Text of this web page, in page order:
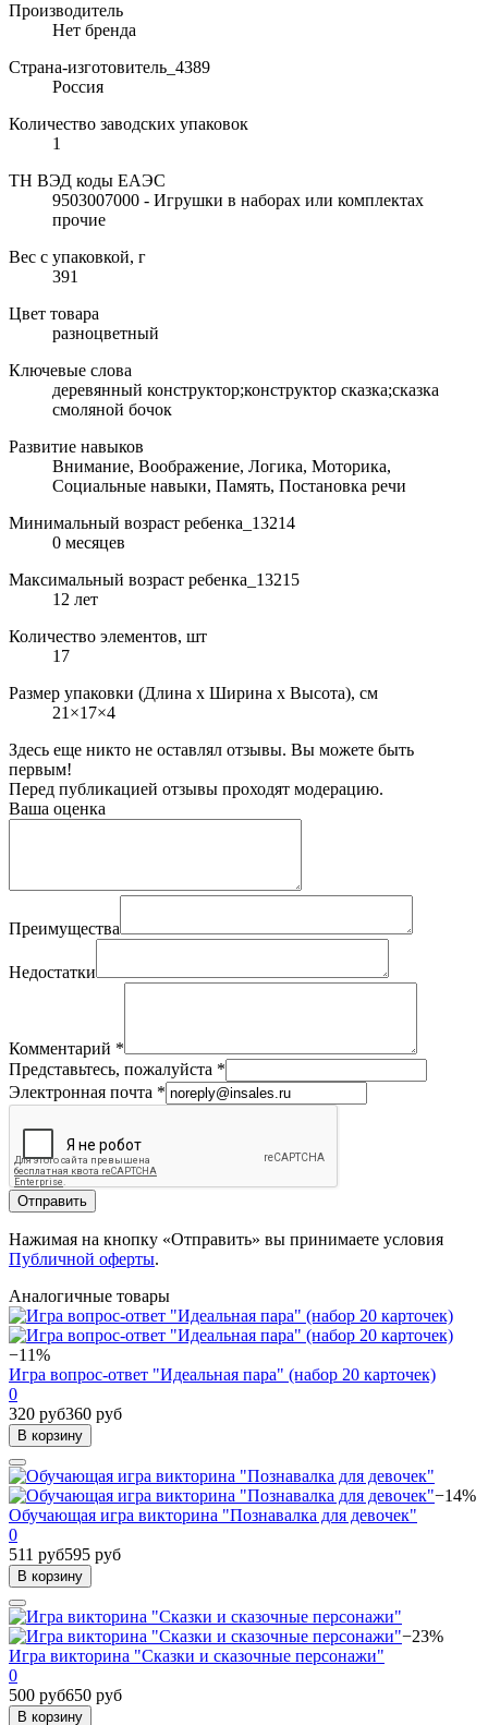
Производитель
Нет бренда
Страна-изготовитель_4389
Россия
Количество заводских упаковок
1
ТН ВЭД коды ЕАЭС
9503007000 - Игрушки в наборах или комплектах
прочие
Вес с упаковкой, г
391
Цвет товара
разноцветный
Ключевые слова
деревянный конструктор;конструктор сказка;сказка
смоляной бочок
Развитие навыков
Внимание, Воображение, Логика, Моторика,
Социальные навыки, Память, Постановка речи
Минимальный возраст ребенка_13214
0 месяцев
Максимальный возраст ребенка_13215
12 лет
Количество элементов, шт
17
Размер упаковки (Длина х Ширина х Высота), см
21×17×4
Здесь еще никто не оставлял отзывы. Вы можете быть
первым!
Перед публикацией отзывы проходят модерацию.
Ваша оценка
Преимущества
Недостатки
Комментарий *
Представьтесь, пожалуйста *
Электронная почта *
Отправить
Нажимая на кнопку «Отправить» вы принимаете условия
Публичной оферты.
Аналогичные товары
−11%
Игра вопрос-ответ "Идеальная пара" (набор 20 карточек)
0
320 руб360 руб
В корзину
−14%
Обучающая игра викторина "Познавалка для девочек"
0
511 руб595 руб
В корзину
−23%
Игра викторина "Сказки и сказочные персонажи"
0
500 руб650 руб
В корзину